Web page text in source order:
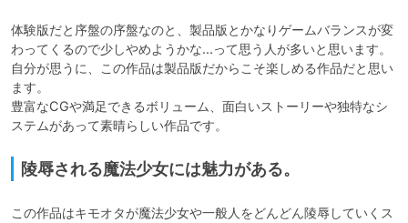
体験版だと序盤の序盤なのと、製品版とかなりゲームバランスが変
わってくるので少しやめようかな...って思う人が多いと思います。
自分が思うに、この作品は製品版だからこそ楽しめる作品だと思い
ます。
豊富なCGや満足できるボリューム、面白いストーリーや独特なシ
ステムがあって素晴らしい作品です。
陵辱される魔法少女には魅力がある。
この作品はキモオタが魔法少女や一般人をどんどん陵辱していくス